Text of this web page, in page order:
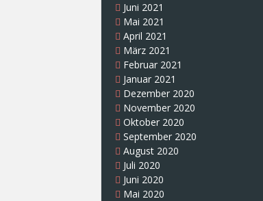
Juni 2021
Mai 2021
April 2021
März 2021
Februar 2021
Januar 2021
Dezember 2020
November 2020
Oktober 2020
September 2020
August 2020
Juli 2020
Juni 2020
Mai 2020